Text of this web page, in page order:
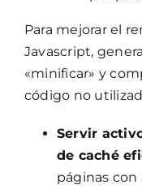
Para mejorar el
Javascript,
«minificar» y
código no
Servir
de caché
páginas con